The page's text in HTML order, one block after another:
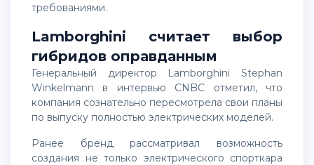
требованиями.
Lamborghini считает выбор
гибридов оправданным
Генеральный директор Lamborghini Stephan
Winkelmann в интервью CNBC отметил, что
компания сознательно пересмотрела свои планы
по выпуску полностью электрических моделей.
Ранее бренд рассматривал возможность
создания не только электрического спорткара